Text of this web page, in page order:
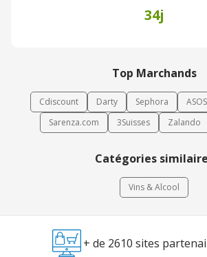
34j
Top Marchands
Cdiscount Darty Sephora ASOS
Sarenza.com
3Suisses Zalando
Catégories
Vins & Alcool
+ de 2610 sites